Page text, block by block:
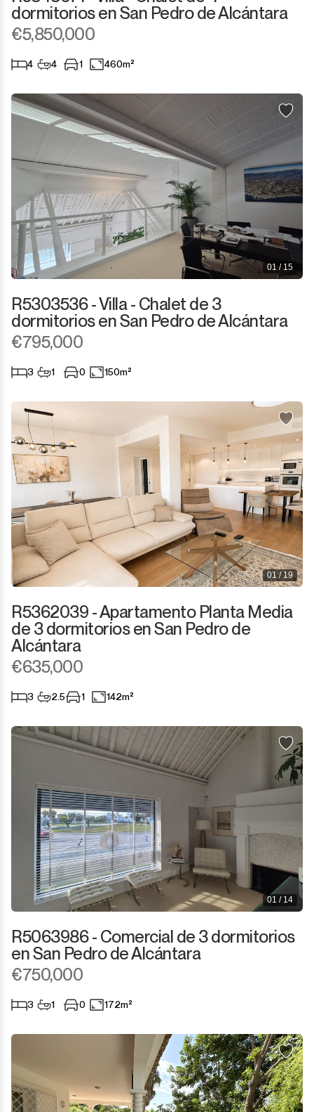
dormitorios en San Pedro de Alcántara
€5,850,000
4 4 1 460m²
01 / 15
R5303536 - Villa - Chalet de 3
dormitorios en San Pedro de Alcántara
€795,000
3 1 0 150m²
01 / 19
R5362039 - Apartamento Planta Media
de 3 dormitorios en San Pedro de
Alcántara
€635,000
3 2.5 1 142m²
01 / 14
R5063986 - Comercial de 3 dormitorios
en San Pedro de Alcántara
€750,000
3 1 0 172m²